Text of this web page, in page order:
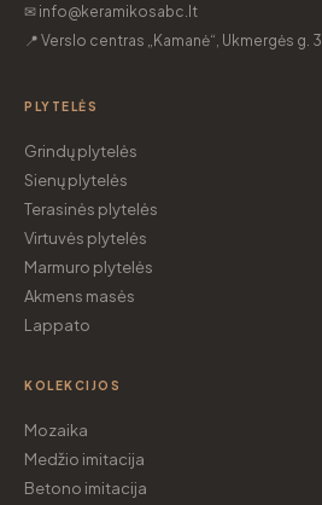
✉ info@keramikosabc.lt
📍 Verslo centras „Kamanė“, Ukmergės g.
PLYTELĖS
Grindų plytelės
Sienų plytelės
Terasinės plytelės
Virtuvės plytelės
Marmuro plytelės
Akmens masės
Lappato
KOLEKCIJOS
Mozaika
Medžio imitacija
Betono imitacija